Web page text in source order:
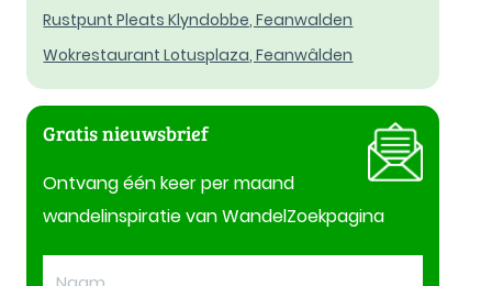
Rustpunt Pleats Klyndobbe, Feanwalden
Wokrestaurant Lotusplaza, Feanwâlden
Gratis nieuwsbrief
Ontvang één keer per maand
wandelinspiratie van WandelZoekpagina